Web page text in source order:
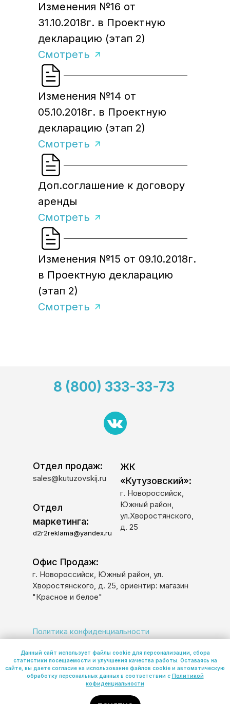
Изменения №16 от
31.10.2018г. в Проектную
декларацию (этап 2)
Смотреть
Изменения №14 от
05.10.2018г. в Проектную
декларацию (этап 2)
Смотреть
Доп.соглашение к договору
аренды
Смотреть
Изменения №15 от 09.10.2018г.
в Проектную декларацию
(этап 2)
Смотреть
8 (800) 333-33-73
Офис Продаж:
г. Новороссийск, Южный район, ул.
Хворостянского, д. 25, ориентир: магазин
"Красное и белое"
ЖК
«Кутузовский»:
г. Новороссийск,
Южный район,
ул.Хворостянского,
д. 25
Отдел продаж:
sales@kutuzovskij.ru
Отдел
маркетинга:
d2r2reklama@yandex.ru
Политика обработки персональных данных
© 2026 ООО «К-7»
Политика конфиденциальности
Данный сайт использует файлы cookie для персонализации, сбора
статистики посещаемости и улучшения качества работы. Оставаясь на
сайте, вы даете согласие на использование файлов cookie и автоматическую
обработку персональных данных в соответствии с Политикой
кофиденциальности